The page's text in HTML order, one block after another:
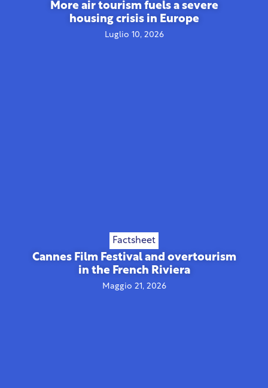
More air tourism fuels a severe
housing crisis in Europe
Luglio 10, 2026
Factsheet
Cannes Film Festival and overtourism
in the French Riviera
Maggio 21, 2026